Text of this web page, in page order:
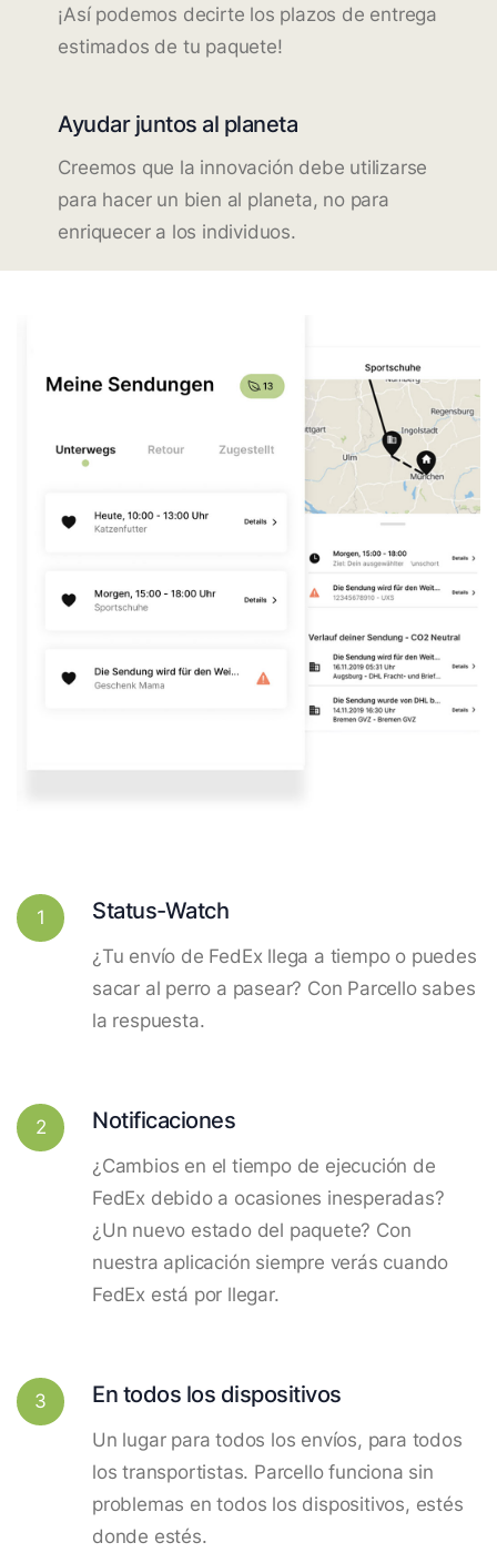
¡Así podemos decirte los plazos de entrega
estimados de tu paquete!
Ayudar juntos al planeta
Creemos que la innovación debe utilizarse
para hacer un bien al planeta, no para
enriquecer a los individuos.
1 Status-Watch
¿Tu envío de FedEx llega a tiempo o puedes
sacar al perro a pasear? Con Parcello sabes
la respuesta.
2 Notificaciones
¿Cambios en el tiempo de ejecución de
FedEx debido a ocasiones inesperadas?
¿Un nuevo estado del paquete? Con
nuestra aplicación siempre verás cuando
FedEx está por llegar.
3 En todos los dispositivos
Un lugar para todos los envíos, para todos
los transportistas. Parcello funciona sin
problemas en todos los dispositivos, estés
donde estés.